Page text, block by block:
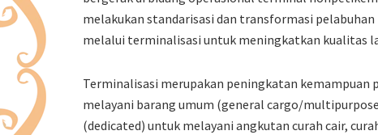
melakukan standarisasi dan transformasi
melalui terminalisasi untuk meningkatkan kualitas
Terminalisasi merupakan peningkatan
melayani barang umum (general cargo/
(dedicated) untuk melayani angkutan curah cair,